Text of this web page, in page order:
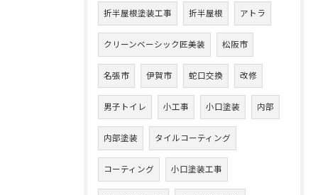
折半屋根塗装工事 折半屋根 アトラ
クリーンベーシック匠美装 松阪市
名張市 伊賀市 蛇口交換 改修
男子トイレ 小工事 小口塗装 内部
内部塗装 タイルコーティング
コーティング 小口塗装工事